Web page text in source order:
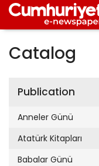
Catalog
Publication
Anneler Günü
Atatürk Kitapları
Babalar Günü